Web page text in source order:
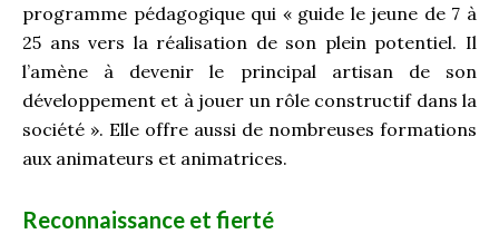
programme pédagogique qui « guide le jeune de 7 à
25 ans vers la réalisation de son plein potentiel. Il
l’amène à devenir le principal artisan de son
développement et à jouer un rôle constructif dans la
société ». Elle offre aussi de nombreuses formations
aux animateurs et animatrices.
Reconnaissance et fierté